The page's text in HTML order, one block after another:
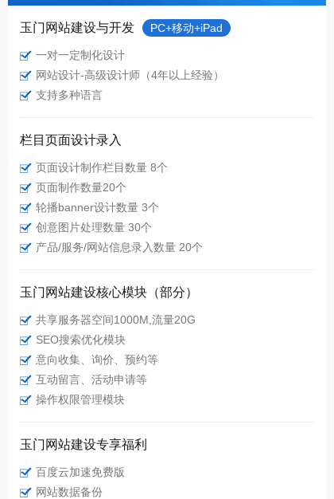
玉门网站建设与开发 PC+移动+iPad
一对一定制化设计
网站设计-高级设计师（4年以上经验）
支持多种语言
栏目页面设计录入
页面设计制作栏目数量 8个
页面制作数量20个
轮播banner设计数量 3个
创意图片处理数量 30个
产品/服务/网站信息录入数量 20个
玉门网站建设核心模块（部分）
共享服务器空间1000M,流量20G
SEO搜索优化模块
意向收集、询价、预约等
互动留言、活动申请等
操作权限管理模块
玉门网站建设专享福利
百度云加速免费版
网站数据备份